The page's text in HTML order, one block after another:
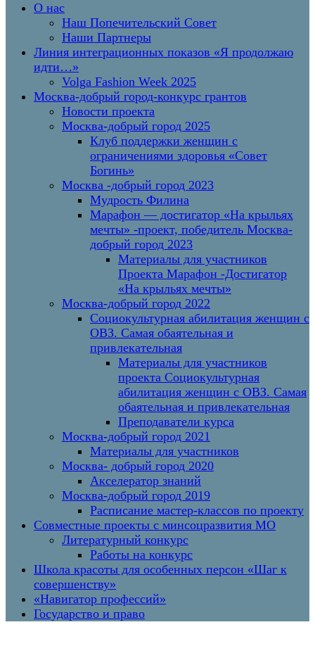
О нас
Наш Попечительский Совет
Наши Партнеры
Линия интеграционных показов «Я продолжаю
идти…»
Volga Fashion Week 2025
Москва-добрый город-конкурс грантов
Новости проекта
Москва-добрый город 2025
Клуб поддержки женщин с
ограничениями здоровья «Совет
Богинь»
Москва -добрый город 2023
Мудрость Филина
Марафон — достигатор «На крыльях
мечты» -проект, победитель Москва-
добрый город 2023
Материалы для участников
Проекта Марафон -Достигатор
«На крыльях мечты»
Москва-добрый город 2022
Социокультурная абилитация женщин с
ОВЗ. Самая обаятельная и
привлекательная
Материалы для участников
проекта Социокультурная
абилитация женщин с ОВЗ. Самая
обаятельная и привлекательная
Преподаватели курса
Москва-добрый город 2021
Материалы для участников
Москва- добрый город 2020
Акселератор знаний
Москва-добрый город 2019
Расписание мастер-классов по проекту
Совместные проекты с минсоцразвития МО
Литературный конкурс
Работы на конкурс
Школа красоты для особенных персон «Шаг к
совершенству»
«Навигатор профессий»
Государство и право